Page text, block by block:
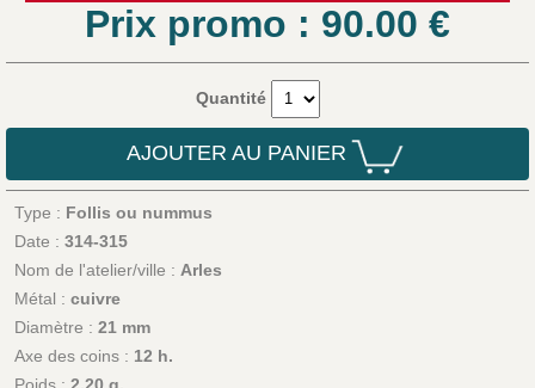
Prix promo : 90.00 €
Quantité
AJOUTER AU PANIER
Type : Follis ou nummus
Date : 314-315
Nom de l'atelier/ville : Arles
Métal : cuivre
Diamètre : 21 mm
Axe des coins : 12 h.
Poids : 2,20 g.